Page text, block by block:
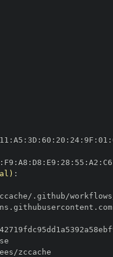
11 : A5 : 3D : 60 : 20 : 24: 9F : 01 :
: F9 : A8 : D8 : E9 : 28 : 55 : A2 : C6
:
.github/
//token.actions.githubusercontent.com